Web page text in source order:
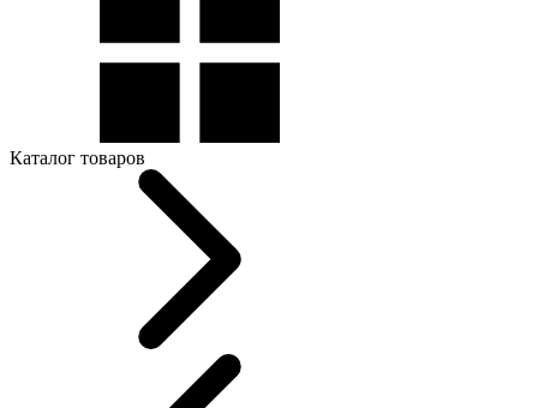
Каталог товаров